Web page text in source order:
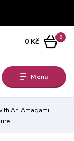
Menu
0
0 Kč
An Amagami